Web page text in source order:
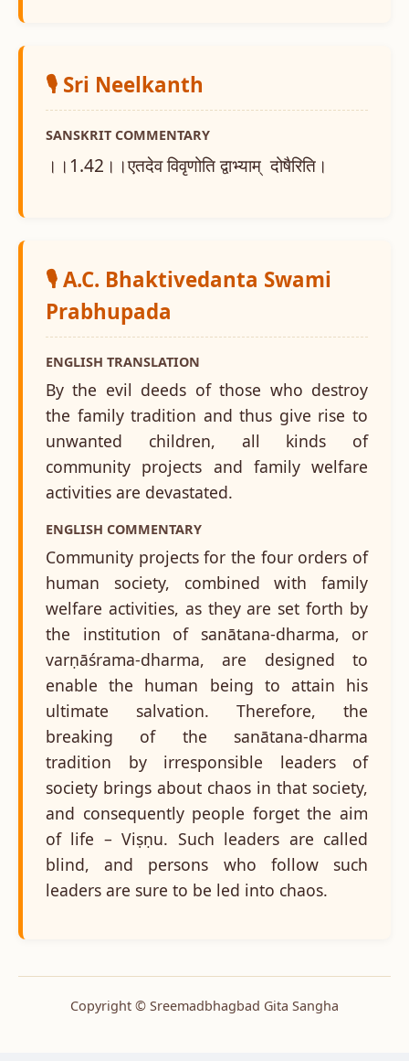
🎙️ Sri Neelkanth
SANSKRIT COMMENTARY
।।1.42।।एतदेव विवृणोति द्वाभ्याम् दोषैरिति।
🎙️ A.C. Bhaktivedanta Swami
Prabhupada
ENGLISH TRANSLATION
By the evil deeds of those who destroy
the family tradition and thus give rise to
unwanted children, all kinds of
community projects and family welfare
activities are devastated.
ENGLISH COMMENTARY
Community projects for the four orders of
human society, combined with family
welfare activities, as they are set forth by
the institution of sanātana-dharma, or
varṇāśrama-dharma, are designed to
enable the human being to attain his
ultimate salvation. Therefore, the
breaking of the sanātana-dharma
tradition by irresponsible leaders of
society brings about chaos in that society,
and consequently people forget the aim
of life – Viṣṇu. Such leaders are called
blind, and persons who follow such
leaders are sure to be led into chaos.
Copyright © Sreemadbhagbad Gita Sangha